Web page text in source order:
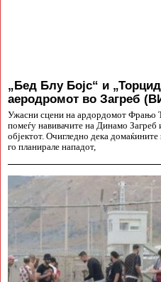
„Бед Блу Бојс“ и
аеродромот во Загреб
Ужасни сцени на ардордомот Фрањо
помеѓу навивачите на Динамо Загреб
објектот. Очигледно дека
го планирале нападот,